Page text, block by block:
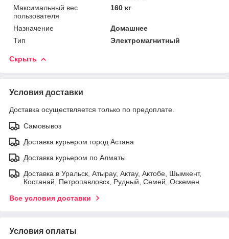
Максимальный вес
пользователя
160 кг
Назначение
Домашнее
Тип
Электромагнитный
Скрыть
Условия доставки
Доставка осуществляется только по предоплате.
Самовывоз
Доставка курьером город Астана
Доставка курьером по Алматы
Доставка в Уральск, Атырау, Актау, Актобе, Шымкент,
Костанай, Петропавловск, Рудный, Семей, Оскемен
Все условия доставки
Условия оплаты